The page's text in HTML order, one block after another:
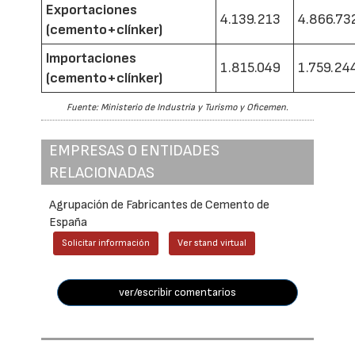
Exportaciones
(cemento+clínker)
4.139.213
Importaciones
(cemento+clínker)
1.815.049
Fuente: Ministerio de Industria y Turismo y Oficemen.
EMPRESAS O ENTIDADES
RELACIONADAS
Agrupación de Fabricantes de Cemento de
España
Solicitar información Ver stand virtual
ver/escribir comentarios